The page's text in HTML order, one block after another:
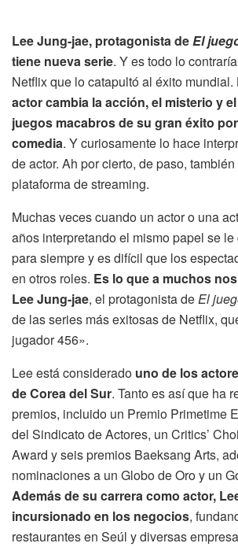
Lee Jung-jae, protagonista deEl
tiene nueva serie. Y es todo lo
Netflix que lo catapultó al éxito mundial.
actor cambia la acción, el misterio y
juegos macabros de su gran éxito
comedia. Y curiosamente lo hace
de actor. Ah por cierto, de paso,
plataforma de streaming.
Muchas veces cuando un actor o una
años interpretando el mismo papel se
para siempre y es difícil que los
en otros roles. Es lo que a muchos
Lee Jung-jae, el protagonista deEl
de las series más exitosas de Netflix,
jugador 456».
Lee está considerado uno de los
de Corea del Sur. Tanto es así que ha
premios, incluido un Premio Primetime
del Sindicato de Actores, un Critics’
Award y seis premios Baeksang Arts,
nominaciones a un Globo de Oro y un
Además de su carrera como actor,
incursionado en los negocios,
restaurantes en Seúl y diversas